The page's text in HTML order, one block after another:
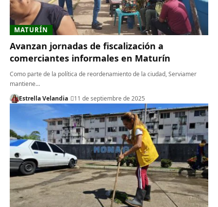
MATURÍN
Avanzan jornadas de fiscalización a
comerciantes informales en Maturín
Como parte de la política de reordenamiento de la ciudad, Serviamer
mantiene…
Estrella Velandia
11 de septiembre de 2025